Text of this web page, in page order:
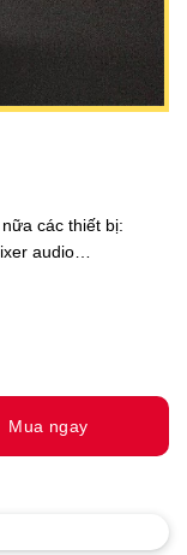
các thiết bị:
audio…
Mua ngay